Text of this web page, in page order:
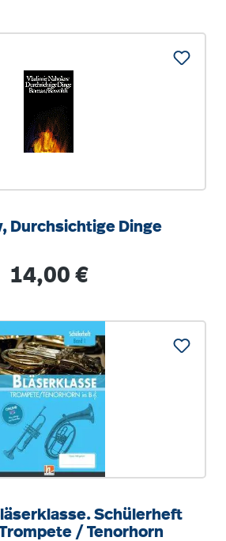
Durchsichtige Dinge
Regulärer Preis:
14,00 €
Schülerheft
Trompete / Tenorhorn